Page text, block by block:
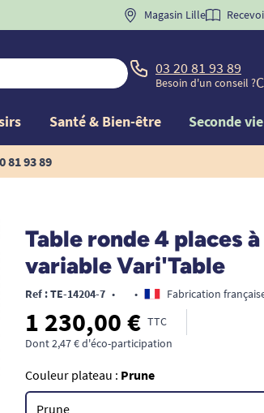
BIENVENUE" pourla 1ère
Magasin Lille
03 20 81 93 89
Besoin d'un conseil ?
Santé & Bien-être Seconde vie
81 93 89
Table ronde 4 places
variable Vari'Table
Ref : TE-14204-7 • • Fabrication
1 230,00 € TTC
Dont 2,47 € d'éco-participation
Couleur plateau : Prune